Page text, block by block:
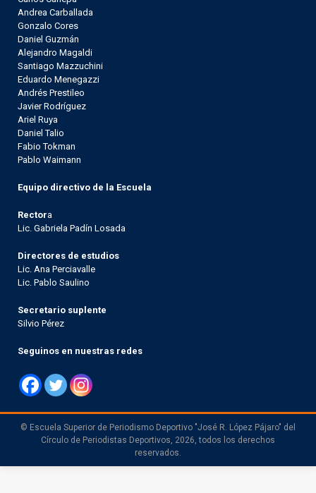
Andrea Carballada
Gonzalo Cores
Daniel Guzmán
Alejandro Magaldi
Santiago Mazzuchini
Eduardo Menegazzi
Andrés Prestileo
Javier Rodríguez
Ariel Ruya
Daniel Talio
Fabio Tokman
Pablo Waimann
Equipo directivo de la Escuela
Rectora
Lic. Gabriela Padín Losada
Directores de estudios
Lic. Ana Perciavalle
Lic. Pablo Saulino
Secretario suplente
Silvio Pérez
Seguinos en nuestras redes
© Escuela Superior de Periodismo Deportivo "José R. López Pájaro" del
Círculo de Periodistas Deportivos, 2026, todos los derechos
reservados.